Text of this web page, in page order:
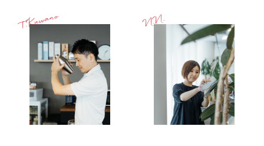
T.Kuwano N.N.